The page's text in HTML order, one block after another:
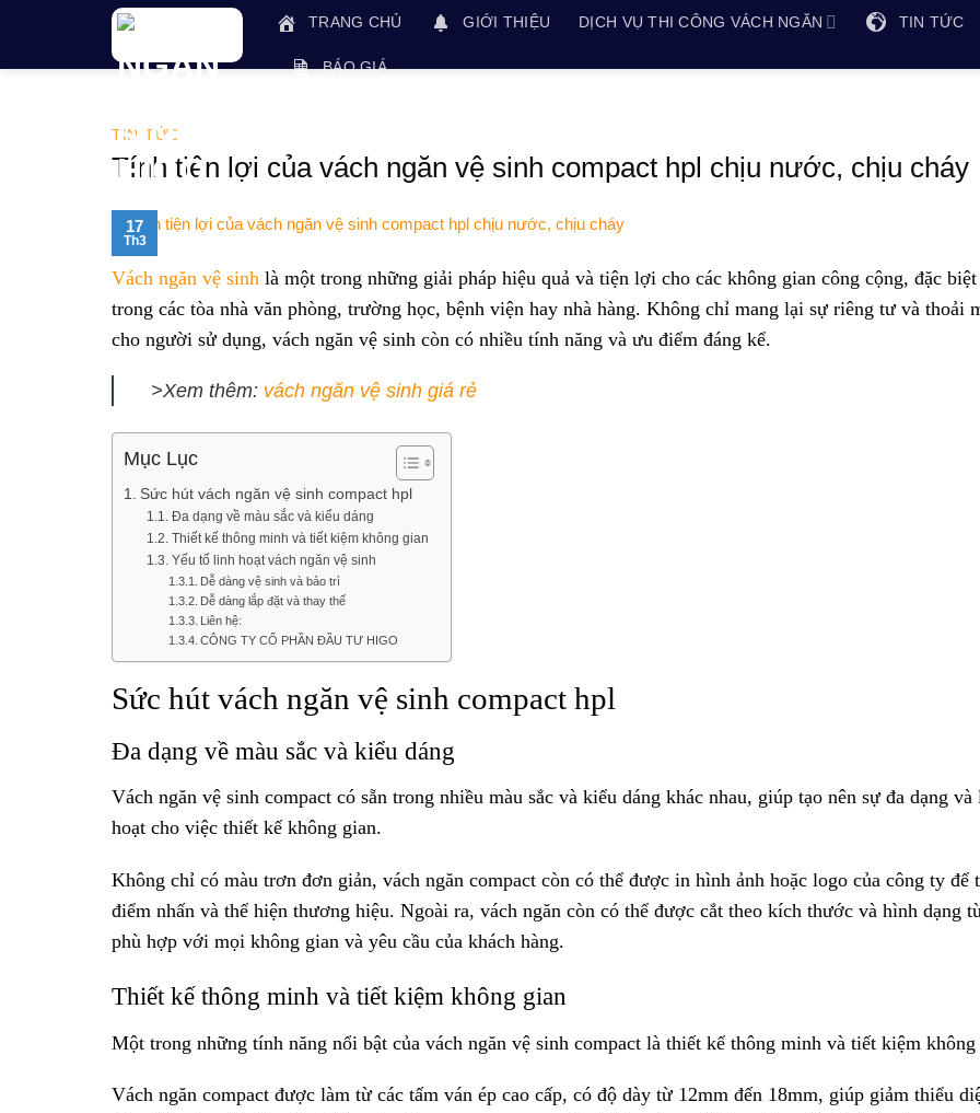
TRANG CHỦ GIỚI THIỆU DỊCH VỤ THI CÔNG VÁCH NGĂN TIN TỨC
BÁO GIÁ
TIN TỨC
Tính tiện lợi của vách ngăn vệ sinh compact hpl chịu nước, chịu cháy
17
Th3
Vách ngăn vệ sinh là một trong những giải pháp hiệu quả và tiện lợi cho các không gian công cộng, đặc
trong các tòa nhà văn phòng, trường học, bệnh viện hay nhà hàng. Không chỉ mang lại sự riêng tư và thoải
cho người sử dụng, vách ngăn vệ sinh còn có nhiều tính năng và ưu điểm đáng kể.
>Xem thêm: vách ngăn vệ sinh giá rẻ
Mục Lục
Sức hút vách ngăn vệ sinh compact hpl
Đa dạng về màu sắc và kiểu dáng
Thiết kế thông minh và tiết kiệm không gian
Yếu tố linh hoạt vách ngăn vệ sinh
Dễ dàng vệ sinh và bảo trì
Dễ dàng lắp đặt và thay thế
Liên hệ:
CÔNG TY CỔ PHẦN ĐẦU TƯ HIGO
Sức hút vách ngăn vệ sinh compact hpl
Đa dạng về màu sắc và kiểu dáng
Vách ngăn vệ sinh compact có sẵn trong nhiều màu sắc và kiểu dáng khác nhau, giúp tạo nên sự đa dạng và
hoạt cho việc thiết kế không gian.
Không chỉ có màu trơn đơn giản, vách ngăn compact còn có thể được in hình ảnh hoặc logo của công ty để
điểm nhấn và thể hiện thương hiệu. Ngoài ra, vách ngăn còn có thể được cắt theo kích thước và hình dạng
phù hợp với mọi không gian và yêu cầu của khách hàng.
Thiết kế thông minh và tiết kiệm không gian
Một trong những tính năng nổi bật của vách ngăn vệ sinh compact là thiết kế thông minh và tiết kiệm
Vách ngăn compact được làm từ các tấm ván ép cao cấp, có độ dày từ 12mm đến 18mm, giúp giảm thiểu